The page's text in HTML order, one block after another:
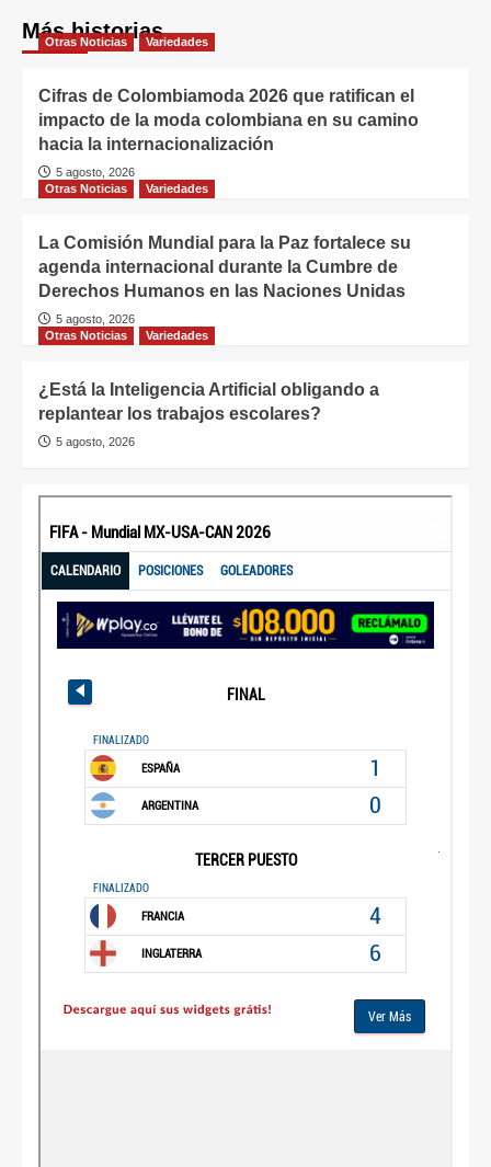
Más historias
Otras Noticias Variedades
Cifras de Colombiamoda 2026 que ratifican el
impacto de la moda colombiana en su camino
hacia la internacionalización
5 agosto, 2026
Otras Noticias
Variedades
La Comisión Mundial para la Paz fortalece su
agenda internacional durante la Cumbre de
Derechos Humanos en las Naciones Unidas
5 agosto, 2026
Otras Noticias
Variedades
¿Está la Inteligencia Artificial obligando a
replantear los trabajos escolares?
5 agosto, 2026